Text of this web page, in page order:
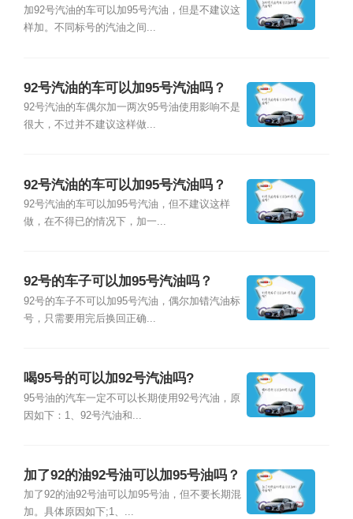
加92号汽油的车可以加95号汽油，但是不建议这
样加。不同标号的汽油之间...
92号汽油的车可以加95号汽油吗？
92号汽油的车偶尔加一两次95号油使用影响不是
很大，不过并不建议这样做...
92号汽油的车可以加95号汽油吗？
92号汽油的车可以加95号汽油，但不建议这样
做，在不得已的情况下，加一...
92号的车子可以加95号汽油吗？
92号的车子不可以加95号汽油，偶尔加错汽油标
号，只需要用完后换回正确...
喝95号的可以加92号汽油吗?
95号油的汽车一定不可以长期使用92号汽油，原
因如下：1、92号汽油和...
加了92的油92号油可以加95号油吗？
加了92的油92号油可以加95号油，但不要长期混
加。具体原因如下;1、...